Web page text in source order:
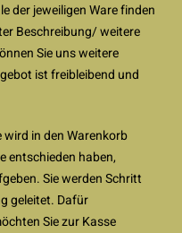
der jeweiligen Ware finden
Beschreibung/ weitere
Sie uns weitere
ist freibleibend und
wird in den Warenkorb
entschieden haben,
Sie werden Schritt
geleitet. Dafür
Sie zur Kasse